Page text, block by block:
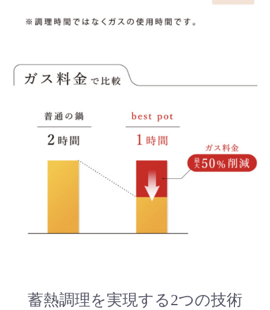
蓄熱調理を実現する2つの技術